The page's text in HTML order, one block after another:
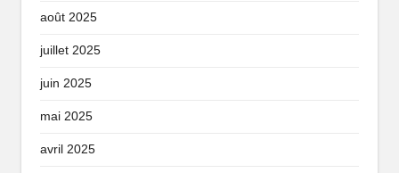
août 2025
juillet 2025
juin 2025
mai 2025
avril 2025